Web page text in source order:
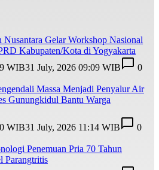
Nusantara Gelar Workshop Nasional
Kabupaten/Kota di Yogyakarta
WIB31 July, 2026 09:09 WIB
0
Massa Menjadi Penyalur Air
Gunungkidul Bantu Warga
WIB31 July, 2026 11:14 WIB
0
Penemuan Pria 70 Tahun
Parangtritis